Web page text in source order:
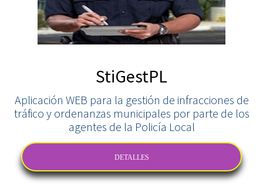
StiGestPL
Aplicación WEB para la gestión de infracciones de
tráfico y ordenanzas municipales por parte de los
agentes de la Policía Local
DETALLES